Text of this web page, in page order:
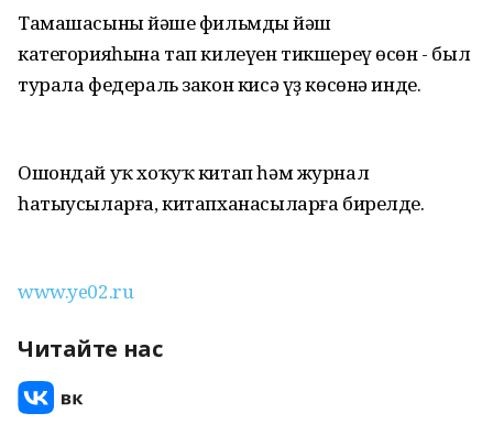
Тамашасының йәше фильмдың йәш
категорияһына тап килеүен тикшереү өсөн - был
турала федераль закон кисә үҙ көсөнә инде.
Ошондай уҡ хоҡуҡ китап һәм журнал
һатыусыларға, китапханасыларға бирелде.
www.ye02.ru
Читайте нас